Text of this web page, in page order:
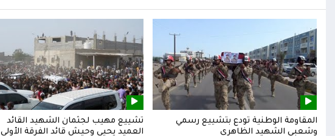
المقاومة الوطنية تودع بتشييع رسمي
وشعبي الشهيد الظاهري
تشييع مهيب لجثمان الشهيد القائد
العميد يحيى وحيش قائد الفرقة الأولى